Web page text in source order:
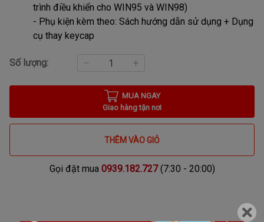
trình điều khiển cho WIN95 và WIN98)
- Phụ kiện kèm theo: Sách hướng dẫn sử dụng + Dụng
cụ thay keycap
Số lượng:
MUA NGAY
Giao hàng tận nơi
THÊM VÀO GIỎ
Gọi đặt mua 0939.182.727(7:30 - 20:00)